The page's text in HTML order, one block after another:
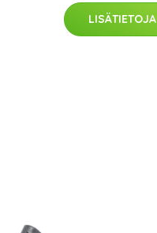
LISÄTIETOJA